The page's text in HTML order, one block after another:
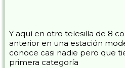
Y aquí en otro telesilla de 8
anterior en una estación
conoce casi nadie pero que
primera categoría